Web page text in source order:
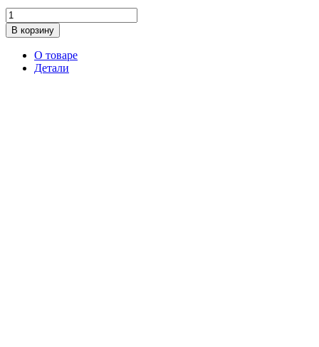
Количество
товара
Дверь
межкомнатная
Перфекто
В корзину
О товаре
Детали